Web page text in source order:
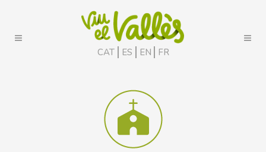
CAT ES EN FR